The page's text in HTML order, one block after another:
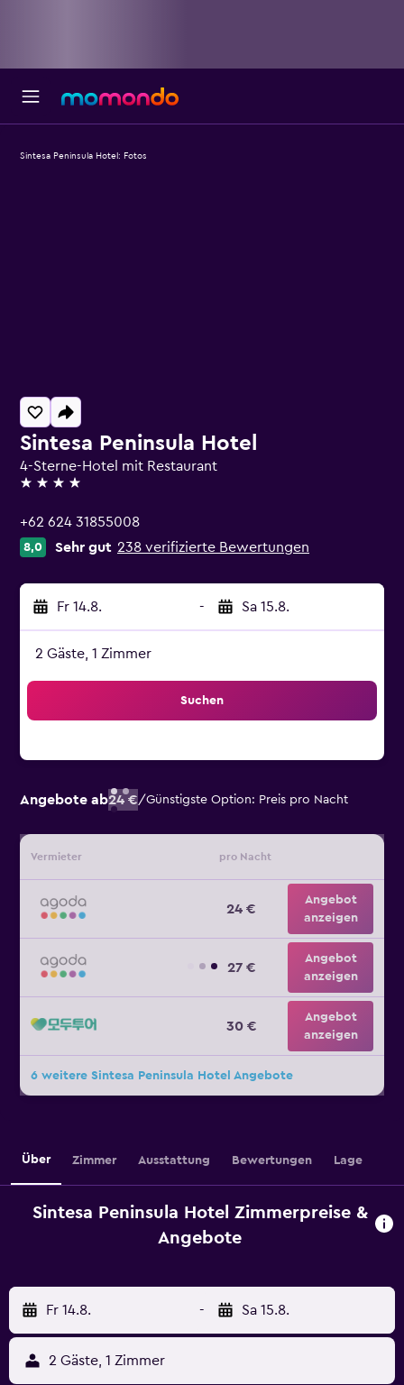
Sintesa Peninsula Hotel
4-Sterne-Hotel mit Restaurant
4 Sterne
+62 624 31855008
8,0 Sehr gut 238 verifizierte Bewertungen
Fr 14.8. - Sa 15.8.
2 Gäste, 1 Zimmer
Suchen
Angebote ab24 €/Günstigste Option: Preis pro Nacht
Vermieter pro Nacht
24 €
Angebot
anzeigen
27 €
Angebot
anzeigen
30 €
Angebot
anzeigen
6 weitere Sintesa Peninsula Hotel Angebote
Sintesa Peninsula Hotel: Fotos
Über Zimmer Ausstattung Bewertungen Lage
Sintesa Peninsula Hotel Zimmerpreise &
Angebote
Fr 14.8. - Sa 15.8.
2 Gäste, 1 Zimmer